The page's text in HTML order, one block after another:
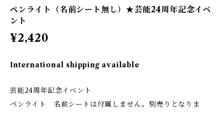
ペンライト（名前シート無し）★芸能24周年記念イベ
ント
¥2,420
International shipping available
芸能24周年記念イベント
ペンライト 名前シートは付属しません。別売りとなりま